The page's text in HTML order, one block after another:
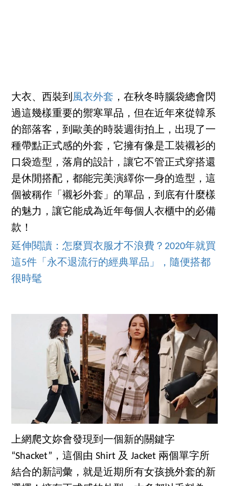
大衣、西裝到 風衣外套 ，在秋冬時腦袋總會閃
過這幾樣重要的禦寒單品，但在近年來從韓系
的部落客，到歐美的時裝週街拍上，出現了一
種帶點正式感的外套，它擁有像是工裝襯衫的
口袋造型，落肩的設計，讓它不管正式穿搭還
是休閒搭配，都能完美演繹你一身的造型，這
個被稱作「襯衫外套」的單品，到底有什麼樣
的魅力，讓它能成為近年每個人衣櫃中的必備
款！
延伸閱讀：怎麼買衣服才不浪費？2020年就買
這5件「永不退流行的經典單品」，隨便搭都
很時髦
上網爬文妳會發現到一個新的關鍵字
“Shacket”，這個由 Shirt 及 Jacket 兩個單字所
結合的新詞彙，就是近期所有女孩挑外套的新